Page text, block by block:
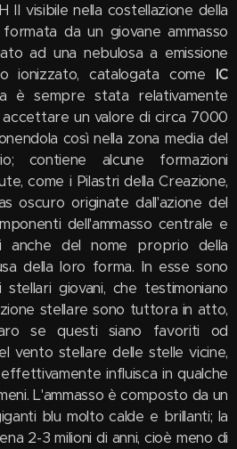
II visibile nella costellazione della
da un giovane ammasso
ad una nebulosa a emissione
ionizzato, catalogata come IC
è sempre stata relativamente
un valore di circa 7000
così nella zona media del
contiene alcune formazioni
come i Pilastri della Creazione,
oscuro originate dall'azione del
dell'ammasso centrale e
anche del nome proprio della
della loro forma. In esse sono
giovani, che testimoniano
stellare sono tuttora in atto,
se questi siano favoriti od
vento stellare delle stelle vicine,
influisca in qualche
L'ammasso è composto da un
blu molto calde e brillanti; la
2-3 milioni di anni, cioè meno di